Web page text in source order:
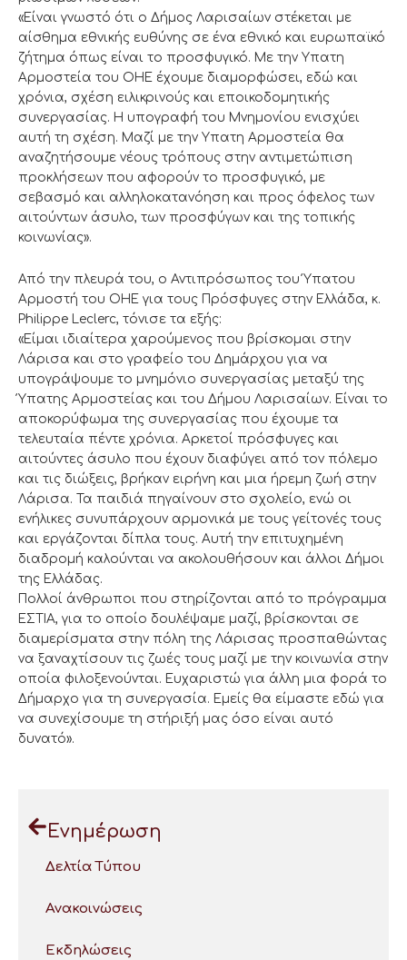
«Είναι γνωστό ότι ο Δήμος Λαρισαίων στέκεται με
αίσθημα εθνικής ευθύνης σε ένα εθνικό και ευρωπαϊκό
ζήτημα όπως είναι το προσφυγικό. Με την Υπατη
Αρμοστεία του ΟΗΕ έχουμε διαμορφώσει, εδώ και
χρόνια, σχέση ειλικρινούς και εποικοδομητικής
συνεργασίας. Η υπογραφή του Μνημονίου ενισχύει
αυτή τη σχέση. Μαζί με την Υπατη Αρμοστεία θα
αναζητήσουμε νέους τρόπους στην αντιμετώπιση
προκλήσεων που αφορούν το προσφυγικό, με
σεβασμό και αλληλοκατανόηση και προς όφελος των
αιτούντων άσυλο, των προσφύγων και της τοπικής
κοινωνίας».
Από την πλευρά του, ο Αντιπρόσωπος του Ύπατου
Αρμοστή του ΟΗΕ για τους Πρόσφυγες στην Ελλάδα, κ.
Philippe Leclerc, τόνισε τα εξής:
«Είμαι ιδιαίτερα χαρούμενος που βρίσκομαι στην
Λάρισα και στο γραφείο του Δημάρχου για να
υπογράψουμε το μνημόνιο συνεργασίας μεταξύ της
Ύπατης Αρμοστείας και του Δήμου Λαρισαίων. Είναι το
αποκορύφωμα της συνεργασίας που έχουμε τα
τελευταία πέντε χρόνια. Αρκετοί πρόσφυγες και
αιτούντες άσυλο που έχουν διαφύγει από τον πόλεμο
και τις διώξεις, βρήκαν ειρήνη και μια ήρεμη ζωή στην
Λάρισα. Τα παιδιά πηγαίνουν στο σχολείο, ενώ οι
ενήλικες συνυπάρχουν αρμονικά με τους γείτονές τους
και εργάζονται δίπλα τους. Αυτή την επιτυχημένη
διαδρομή καλούνται να ακολουθήσουν και άλλοι Δήμοι
της Ελλάδας.
Πολλοί άνθρωποι που στηρίζονται από το πρόγραμμα
ΕΣΤΙΑ, για το οποίο δουλέψαμε μαζί, βρίσκονται σε
διαμερίσματα στην πόλη της Λάρισας προσπαθώντας
να ξαναχτίσουν τις ζωές τους μαζί με την κοινωνία στην
οποία φιλοξενούνται. Ευχαριστώ για άλλη μια φορά το
Δήμαρχο για τη συνεργασία. Εμείς θα είμαστε εδώ για
να συνεχίσουμε τη στήριξή μας όσο είναι αυτό
δυνατό».
Ενημέρωση
Δελτία Τύπου
Ανακοινώσεις
Εκδηλώσεις